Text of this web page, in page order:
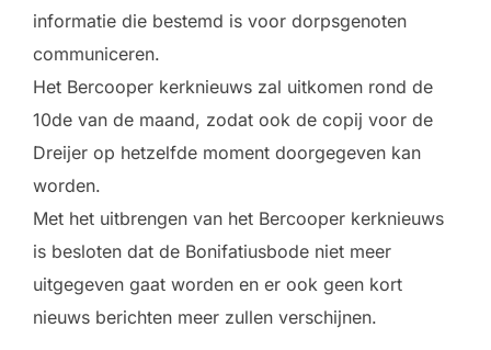
informatie die bestemd is voor dorpsgenoten
communiceren.
Het Bercooper kerknieuws zal uitkomen rond de
10de van de maand, zodat ook de copij voor de
Dreijer op hetzelfde moment doorgegeven kan
worden.
Met het uitbrengen van het Bercooper kerknieuws
is besloten dat de Bonifatiusbode niet meer
uitgegeven gaat worden en er ook geen kort
nieuws berichten meer zullen verschijnen.